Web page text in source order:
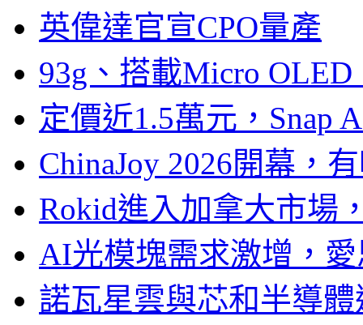
英偉達官宣CPO量產
93g、搭載Micro
定價近1.5萬元，Snap
ChinaJoy 2026開幕，
Rokid進入加拿大市場
AI光模塊需求激增，
諾瓦星雲與芯和半導